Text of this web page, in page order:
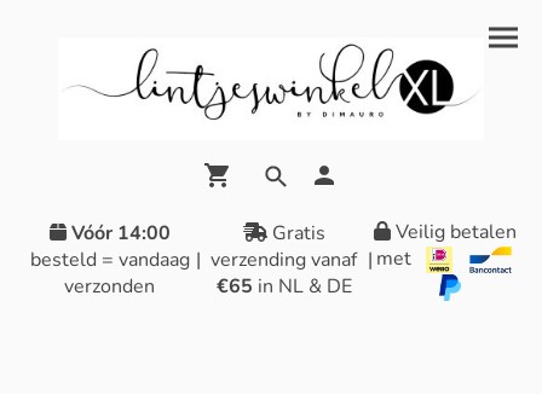
Vóór 14:00
besteld = vandaag
verzonden
|
Gratis
verzending vanaf
€65 in NL & DE
|
Veilig betalen
met